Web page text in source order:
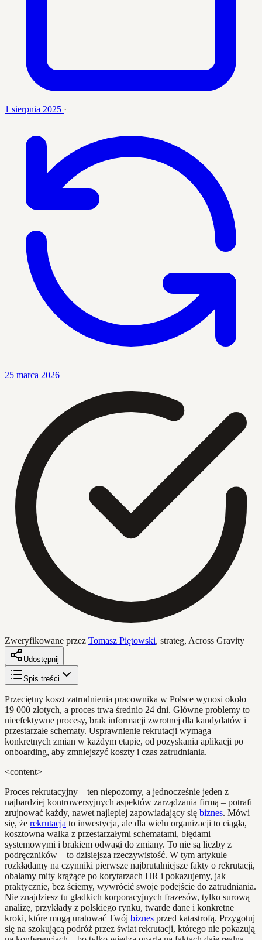
1 sierpnia 2025 ·
25 marca 2026
Zweryfikowane przez Tomasz Piętowski, strateg, Across Gravity
Udostępnij
Spis treści
Przeciętny koszt zatrudnienia pracownika w Polsce wynosi około
19 000 złotych, a proces trwa średnio 24 dni. Główne problemy to
nieefektywne procesy, brak informacji zwrotnej dla kandydatów i
przestarzałe schematy. Usprawnienie rekrutacji wymaga
konkretnych zmian w każdym etapie, od pozyskania aplikacji po
onboarding, aby zmniejszyć koszty i czas zatrudniania.
<content>
Proces rekrutacyjny – ten niepozorny, a jednocześnie jeden z
najbardziej kontrowersyjnych aspektów zarządzania firmą – potrafi
zrujnować każdy, nawet najlepiej zapowiadający się biznes. Mówi
się, że rekrutacja to inwestycja, ale dla wielu organizacji to ciągła,
kosztowna walka z przestarzałymi schematami, błędami
systemowymi i brakiem odwagi do zmiany. To nie są liczby z
podręczników – to dzisiejsza rzeczywistość. W tym artykule
rozkładamy na czynniki pierwsze najbrutalniejsze fakty o rekrutacji,
obalamy mity krążące po korytarzach HR i pokazujemy, jak
praktycznie, bez ściemy, wywrócić swoje podejście do zatrudniania.
Nie znajdziesz tu gładkich korporacyjnych frazesów, tylko surową
analizę, przykłady z polskiego rynku, twarde dane i konkretne
kroki, które mogą uratować Twój biznes przed katastrofą. Przygotuj
się na szokującą podróż przez świat rekrutacji, którego nie pokazują